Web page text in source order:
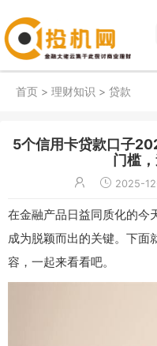
首页 > 理财知识 > 贷款
5个信用卡贷款口子
门槛
2025-
在金融产品日益同质化的今
成为脱颖而出的关键。下面
容，一起来看看吧。